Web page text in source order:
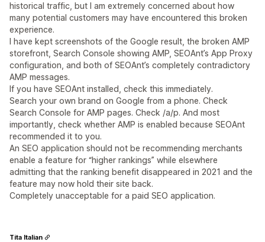
historical traffic, but I am extremely concerned about how
many potential customers may have encountered this broken
experience.
I have kept screenshots of the Google result, the broken AMP
storefront, Search Console showing AMP, SEOAnt’s App Proxy
configuration, and both of SEOAnt’s completely contradictory
AMP messages.
If you have SEOAnt installed, check this immediately.
Search your own brand on Google from a phone. Check
Search Console for AMP pages. Check /a/p. And most
importantly, check whether AMP is enabled because SEOAnt
recommended it to you.
An SEO application should not be recommending merchants
enable a feature for “higher rankings” while elsewhere
admitting that the ranking benefit disappeared in 2021 and the
feature may now hold their site back.
Completely unacceptable for a paid SEO application.
Tita Italian